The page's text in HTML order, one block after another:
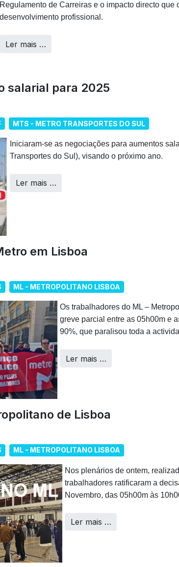
Regulamento de Carreiras e o impacto directo
desenvolvimento profissional.
Ler mais …
salarial para 2025
MTS - METRO TRANSPORTES DO SUL
Iniciaram-se as negociações para aumentos
Transportes do Sul), visando o próximo ano.
Ler mais …
em Lisboa
ML - METROPOLITANO LISBOA
Os trabalhadores do ML –
greve parcial entre as 05h00m e
90%, que paralisou toda a
Ler mais …
de Lisboa
ML - METROPOLITANO LISBOA
Nos plenários de ontem,
trabalhadores ratificaram a
Novembro, das 05h00m às
Ler mais …